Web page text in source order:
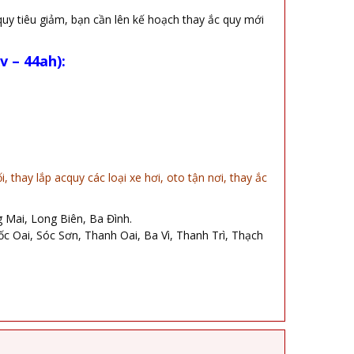
tiêu giảm, bạn cần lên kế hoạch thay ắc quy mới
– 44ah):
thay lắp acquy các loại xe hơi, oto tận nơi, thay ắc
Mai, Long Biên, Ba Đình.
Sóc Sơn, Thanh Oai, Ba Vì, Thanh Trì, Thạch